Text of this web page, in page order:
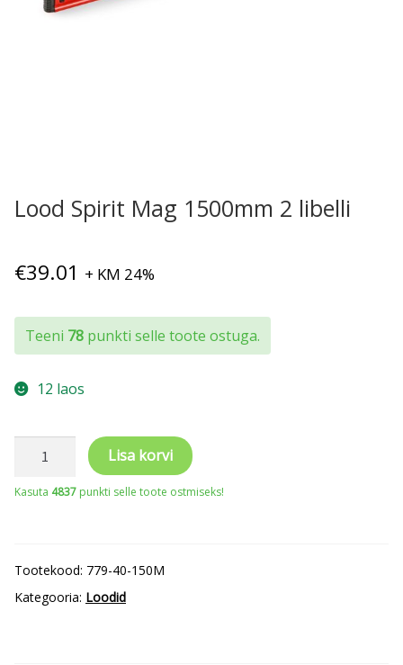
Lood Spirit Mag 1500mm 2 libelli
€39.01 + KM 24%
Teeni 78 punkti selle toote ostuga.
12 laos
Lood
kogus
Lisa korvi
Kasuta 4837 punkti selle toote ostmiseks!
Tootekood: 779-40-150M
Kategooria: Loodid